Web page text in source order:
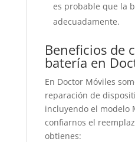
es probable que la
adecuadamente.
Beneficios de
batería en
En Doctor Móviles
reparación de
incluyendo el modelo
confiarnos el
obtienes: